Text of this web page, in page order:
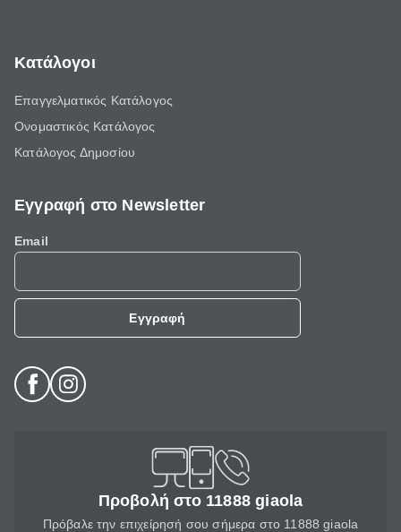
Κατάλογοι
Επαγγελματικός Κατάλογος
Ονομαστικός Κατάλογος
Κατάλογος Δημοσίου
Εγγραφή στο Newsletter
Email
Εγγραφή
Προβολή στο 11888 giaola
Πρόβαλε την επιχείρησή σου σήμερα στο 11888 giaola